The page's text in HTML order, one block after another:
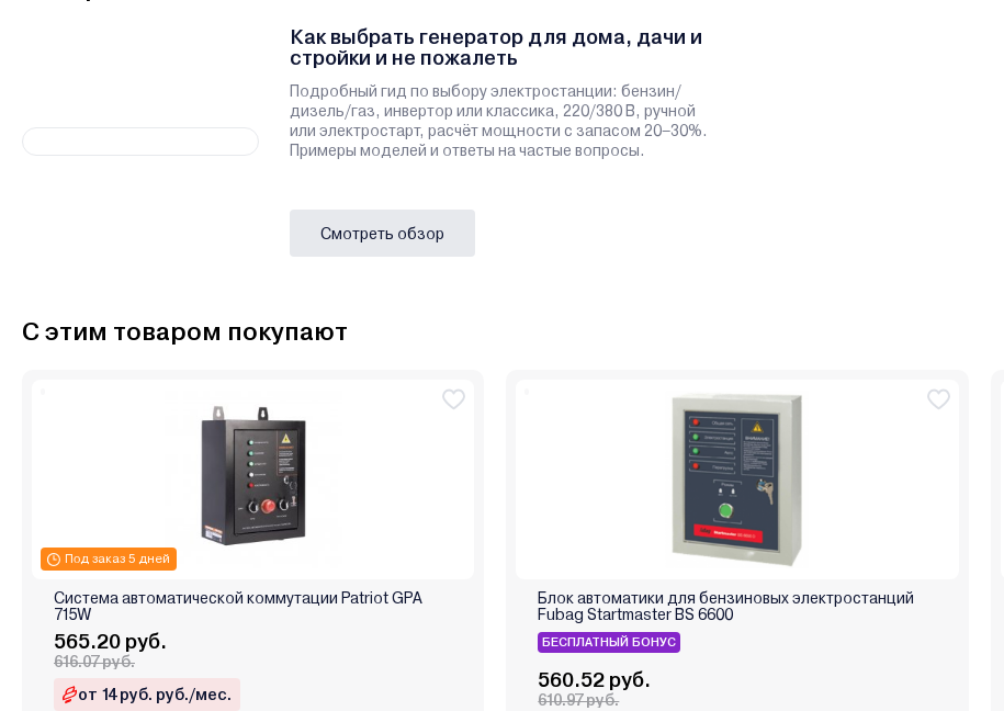
Как выбрать генератор для дома, дачи и
стройки и не пожалеть
Подробный гид по выбору электростанции: бензин/
дизель/газ, инвертор или классика, 220/380 В, ручной
или электростарт, расчёт мощности с запасом 20–30%.
Примеры моделей и ответы на частые вопросы.
Смотреть обзор
С этим товаром покупают
Под заказ 5 дней
Система автоматической коммутации Patriot GPA
715W
565.20 руб.
616.07 руб.
от 14 руб. руб./мес.
Блок автоматики для бензиновых электростанций
Fubag Startmaster BS 6600
БЕСПЛАТНЫЙ БОНУС
560.52 руб.
610.97 руб.